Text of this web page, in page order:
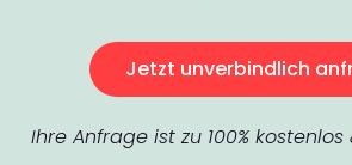
Jetzt unverbindlich
Ihre Anfrage ist zu 100%